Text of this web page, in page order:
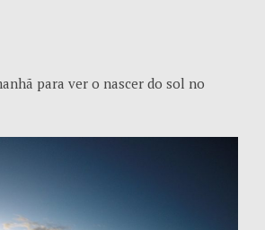
para ver o nascer do sol no